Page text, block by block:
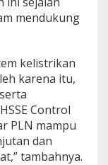
mendukung
kelistrikan
karena itu,
Control
PLN mampu
dan
tambahnya.